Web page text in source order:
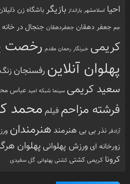
احیا اسلامشهر بارانداز بازیگرباشگاه زن
جم جعفر دهقان جعفردهقان جنجال در خانه
کریمی خبرنگار رحمان مقدم رخصت
پهلوان آنلاین رفسنجان
سعید کریمی سینما شبکه امید عباس
فرشته مزاحمفیلم محمد
آزادفر نذر بی بی هنرمند هنرمندان
زورخانه ای ورزش پهلوانی پهلوان
کرونا کریمی کشتی کشتی پهلوانی گل سفیدی